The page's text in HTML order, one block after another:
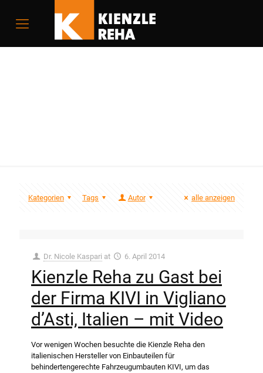
Kategorien Tags Autor alle anzeigen
Dr. Nicole Kaspari at 6. April 2014
Kienzle Reha zu Gast bei
der Firma KIVI in Vigliano
d’Asti, Italien – mit Video
Vor wenigen Wochen besuchte die Kienzle Reha den
italienischen Hersteller von Einbauteilen für
behindertengerechte Fahrzeugumbauten KIVI, um das